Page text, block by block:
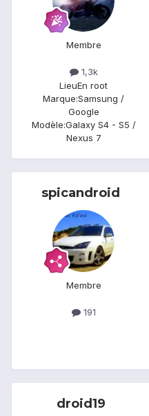
Membre
1,3k
LieuEn root
Marque:Samsung /
Google
Modèle:Galaxy S4 - S5 /
Nexus 7
spicandroid
Membre
191
droid19